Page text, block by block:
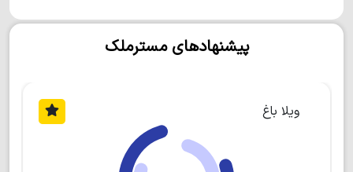
از شرق به شهر نور و از غرب به چالوس منتهی می‌شود. در
جنوب نوشهر، کوه‌های البرز و شهر کوهستانی بلده قرار دارد.
گردشگری، استقرار فرودگاه، بندر کشتی، نیروی دریایی ارتش
و ایستگاه سینوپتیک از دلایل مطرح بودن نوشهر در کشور
پیشنهادهای مسترملک
ویلا باغ